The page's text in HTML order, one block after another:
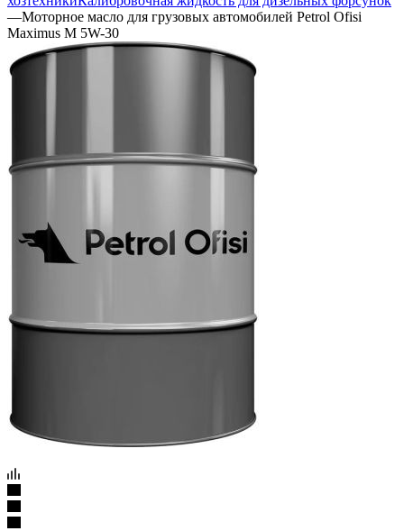
—Моторное масло для грузовых автомобилей Petrol Ofisi
Maximus M 5W-30